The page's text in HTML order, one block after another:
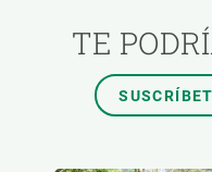
AUTOR
TE